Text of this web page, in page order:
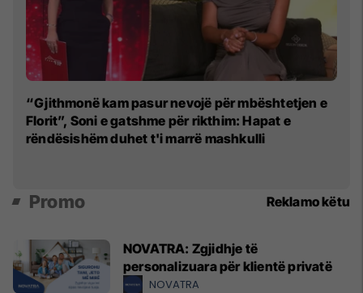
“Gjithmonë kam pasur nevojë për mbështetjen e
Florit”, Soni e gatshme për rikthim: Hapat e
rëndësishëm duhet t'i marrë mashkulli
Promo Reklamo këtu
NOVATRA: Zgjidhje të
personalizuara për klientë privatë
NOVATRA